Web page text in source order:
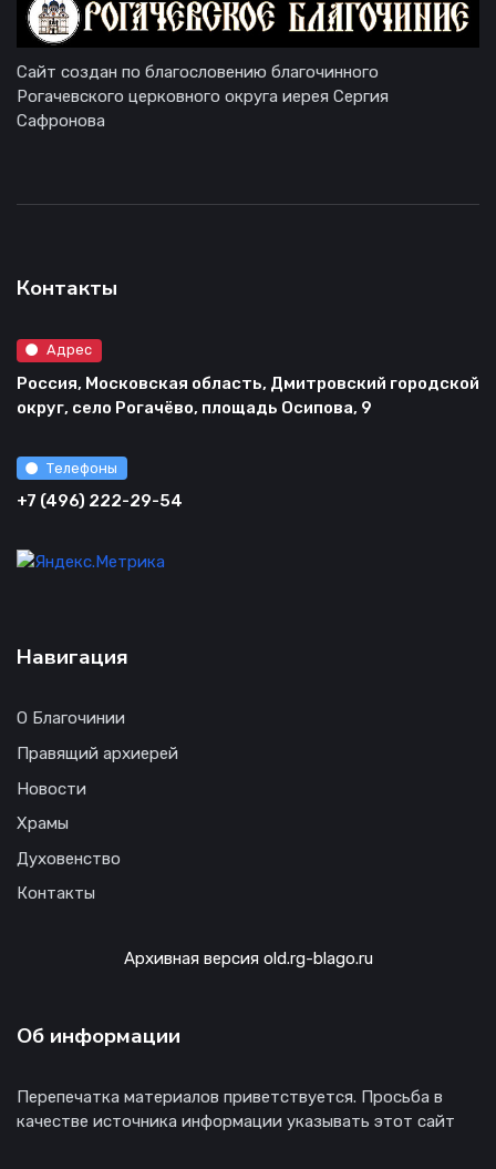
Сайт создан по благословению благочинного
Рогачевского церковного округа иерея Сергия
Сафронова
Контакты
Адрес
Россия, Московская область, Дмитровский городской
округ, село Рогачёво, площадь Осипова, 9
Телефоны
+7 (496) 222-29-54
Навигация
О Благочинии
Правящий архиерей
Новости
Храмы
Духовенство
Контакты
Архивная версия old.rg-blago.ru
Об информации
Перепечатка материалов приветствуется. Просьба в
качестве источника информации указывать этот сайт